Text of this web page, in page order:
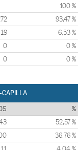
100 %
93,47 %
19 6,53 %
0 0 %
0 0 %
CAPILLA
%
52,57 %
36,76 %